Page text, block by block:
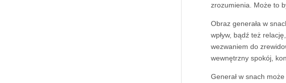
zrozumienia. Może to
Obraz generała w
wpływ, bądź też
wezwaniem do
wewnętrzny spokój,
Generał w snach